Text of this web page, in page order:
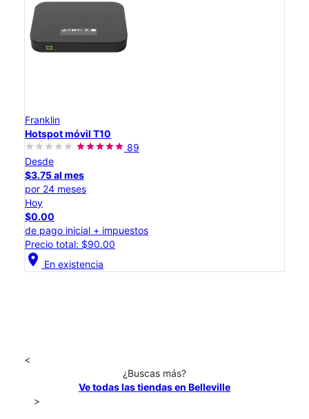
Franklin
Hotspot móvil T10
89
Desde
$3.75 al mes
por 24 meses
Hoy
$0.00
de pago inicial + impuestos
Precio total: $90.00
location_on En existencia
<
¿Buscas más?
Ve todas las tiendas en Belleville
>